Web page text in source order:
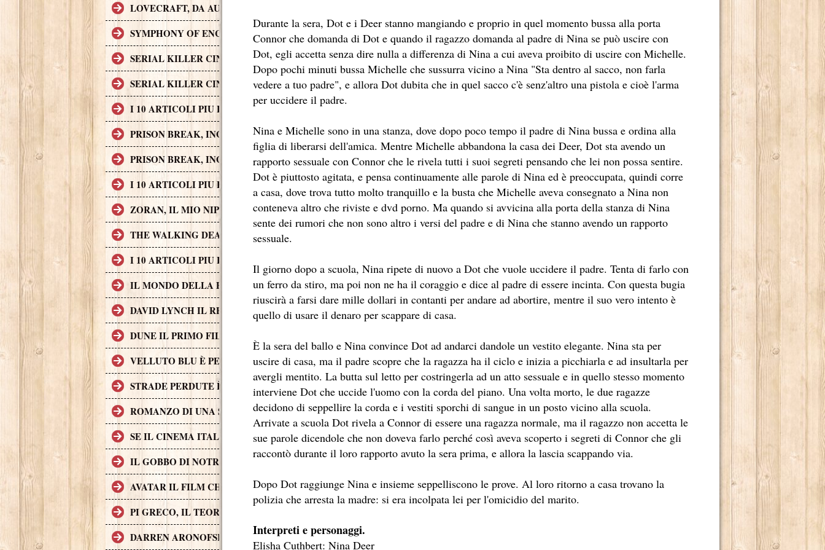
LOVECRAFT, DA AUTORE A PERSONAGGIO NELLA CULTURA CONTEMPORANEA.
SYMPHONY OF ENCHANTED LANDS II: THE DARK SECRET – RHAPSODY OF FIRE.
SERIAL KILLER CINEMATOGRAFICI (2A PARTE).
SERIAL KILLER CINEMATOGRAFICI (1A PARTE).
I 10 ARTICOLI PIU LETTI SUL SITO RACCOMANDATI SE TI PIACCIONO NEL MESE DI LUGLIO 2013.
PRISON BREAK, INGEGNO, AZIONE, THRILLER E SUSPENSE A CUI FA DA SFONDO IL RETROSCENA DELLA POLITICA (1A STAGIONE).
PRISON BREAK, INGEGNO, AZIONE, THRILLER E SUSPENSE A CUI FA DA SFONDO IL RETROSCENA DELLA POLITICA (2A STAGIONE).
I 10 ARTICOLI PIU LETTI SUL SITO RACCOMANDATI SE TI PIACCIONO NEL MESE DI SETTEMBRE 2013.
ZORAN, IL MIO NIPOTE SCEMO.
THE WALKING DEAD
I 10 ARTICOLI PIU LETTI SUL SITO RACCOMANDATI SE TI PIACCIONO NEL MESE DI DICEMBRE 2013.
IL MONDO DELLA FINANZA SECONDO MARTIN SCORSESE
DAVID LYNCH IL REGISTA CHE MEDITA UN MONDO MIGLIORE.
DUNE IL PRIMO FILM DI FANTASCIENZA DI DAVID LYNCH
VELLUTO BLU È PER MOLTI ASPETTI UN THRILLER CLASSICO
STRADE PERDUTE È UNA CRIME STORY, CONSIDERABILE UN ESEMPIO DI FILM NOIR MODERNO
ROMANZO DI UNA STRAGE, UN FILM PARZIALE, TROPPO PARZIALE.
SE IL CINEMA ITALIANO DEGLI ULTIMI DECENNI È RIUSCITO A TENERE ALTO IL PROPRIO NOME, È ANCHE MERITO DI MARCO TULLIO GIORDANA.
IL GOBBO DI NOTRE DAME (ANIMAZIONE)
AVATAR IL FILM CHE HA INCASSATO DI PIÙ NELLA STORIA DEL CINEMA
PI GRECO, IL TEOREMA DEL DELIRIO
DARREN ARONOFSKY
Durante la sera, Dot e i Deer stanno mangiando e proprio in quel momento bussa alla porta
Connor che domanda di Dot e quando il ragazzo domanda al padre di Nina se può uscire con
Dot, egli accetta senza dire nulla a differenza di Nina a cui aveva proibito di uscire con Michelle.
Dopo pochi minuti bussa Michelle che sussurra vicino a Nina "Sta dentro al sacco, non farla
vedere a tuo padre", e allora Dot dubita che in quel sacco c'è senz'altro una pistola e cioè l'arma
per uccidere il padre.
Nina e Michelle sono in una stanza, dove dopo poco tempo il padre di Nina bussa e ordina alla
figlia di liberarsi dell'amica. Mentre Michelle abbandona la casa dei Deer, Dot sta avendo un
rapporto sessuale con Connor che le rivela tutti i suoi segreti pensando che lei non possa sentire.
Dot è piuttosto agitata, e pensa continuamente alle parole di Nina ed è preoccupata, quindi corre
a casa, dove trova tutto molto tranquillo e la busta che Michelle aveva consegnato a Nina non
conteneva altro che riviste e dvd porno. Ma quando si avvicina alla porta della stanza di Nina
sente dei rumori che non sono altro i versi del padre e di Nina che stanno avendo un rapporto
sessuale.
Il giorno dopo a scuola, Nina ripete di nuovo a Dot che vuole uccidere il padre. Tenta di farlo con
un ferro da stiro, ma poi non ne ha il coraggio e dice al padre di essere incinta. Con questa bugia
riuscirà a farsi dare mille dollari in contanti per andare ad abortire, mentre il suo vero intento è
quello di usare il denaro per scappare di casa.
È la sera del ballo e Nina convince Dot ad andarci dandole un vestito elegante. Nina sta per
uscire di casa, ma il padre scopre che la ragazza ha il ciclo e inizia a picchiarla e ad insultarla per
avergli mentito. La butta sul letto per costringerla ad un atto sessuale e in quello stesso momento
interviene Dot che uccide l'uomo con la corda del piano. Una volta morto, le due ragazze
decidono di seppellire la corda e i vestiti sporchi di sangue in un posto vicino alla scuola.
Arrivate a scuola Dot rivela a Connor di essere una ragazza normale, ma il ragazzo non accetta le
sue parole dicendole che non doveva farlo perché così aveva scoperto i segreti di Connor che gli
raccontò durante il loro rapporto avuto la sera prima, e allora la lascia scappando via.
Dopo Dot raggiunge Nina e insieme seppelliscono le prove. Al loro ritorno a casa trovano la
polizia che arresta la madre: si era incolpata lei per l'omicidio del marito.
Interpreti e personaggi.
Elisha Cuthbert: Nina Deer